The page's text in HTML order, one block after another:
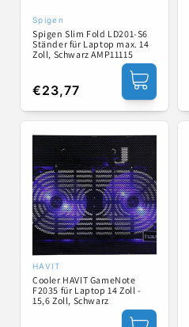
Anbieter:
Spigen
Spigen Slim Fold LD201-S6
Ständer für Laptop max. 14
Zoll, Schwarz AMP11115
Normaler
Preis
€23,77
Anbieter:
HAVIT
Cooler HAVIT GameNote
F2035 für Laptop 14 Zoll -
15,6 Zoll, Schwarz